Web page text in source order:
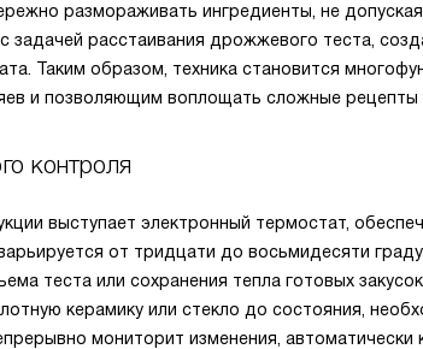
размораживать ингредиенты, не
задачей расстаивания дрожжевого теста,
Таким образом, техника становится
и позволяющим воплощать сложные
контроля
выступает электронный термостат,
от тридцати до восьмидесяти
теста или сохранения тепла готовых
керамику или стекло до состояния,
мониторит изменения,